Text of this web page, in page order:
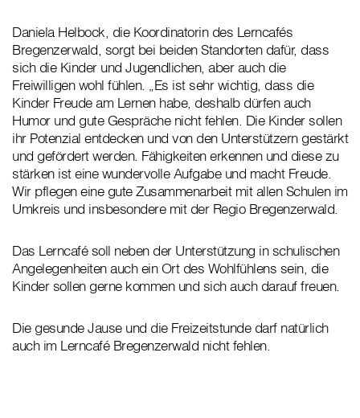
Daniela Helbock, die Koordinatorin des Lerncafés
Bregenzerwald, sorgt bei beiden Standorten dafür, dass
sich die Kinder und Jugendlichen, aber auch die
Freiwilligen wohl fühlen. „Es ist sehr wichtig, dass die
Kinder Freude am Lernen habe, deshalb dürfen auch
Humor und gute Gespräche nicht fehlen. Die Kinder sollen
ihr Potenzial entdecken und von den Unterstützern gestärkt
und gefördert werden. Fähigkeiten erkennen und diese zu
stärken ist eine wundervolle Aufgabe und macht Freude.
Wir pflegen eine gute Zusammenarbeit mit allen Schulen im
Umkreis und insbesondere mit der Regio Bregenzerwald.
Das Lerncafé soll neben der Unterstützung in schulischen
Angelegenheiten auch ein Ort des Wohlfühlens sein, die
Kinder sollen gerne kommen und sich auch darauf freuen.
Die gesunde Jause und die Freizeitstunde darf natürlich
auch im Lerncafé Bregenzerwald nicht fehlen.